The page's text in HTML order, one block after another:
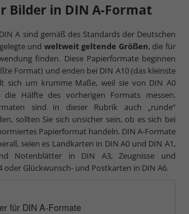
Bilder in DIN A-Format
A sind gemäß des Standards der Deutschen
und weltweit geltende Größen, die für
finden. Diese Papierformate beginnen
Format) und enden bei DIN A10 (das kleinste
sich um krumme Maße, weil sie von DIN A0
die Hälfte des vorherigen Formats messen.
sind in dieser Rubrik auch „runde“
sollten Sie sich unsicher sein, ob es sich bei
Papierformat handeln. DIN A-Formate
seien es Landkarten in DIN A0 und DIN A1,
Notenblätter in DIN A3, Zeugnisse und
oder Glückwunsch- und Postkarten in DIN A6.
für DIN A-Formate